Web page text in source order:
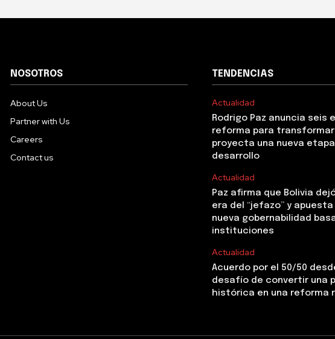
NOSOTROS
About Us
Partner with Us
Careers
Contact us
TENDENCIAS
Actualidad
Rodrigo Paz anuncia seis
reforma para transformar
proyecta una nueva
desarrollo
Actualidad
Paz afirma que Bolivia
era del “jefazo” y apuesta
nueva gobernabilidad
instituciones
Actualidad
Acuerdo por el 50/50
desafío de convertir una
histórica en una reforma